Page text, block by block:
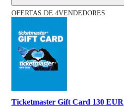
OFERTAS DE 4VENDEDORES
Ticketmaster Gift Card 130 EUR